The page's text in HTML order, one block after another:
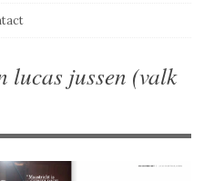
lucas jussen (valk